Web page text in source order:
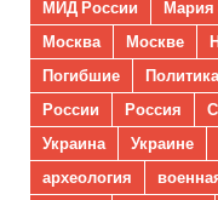
МИД России
Мария
Москва
Москве
Погибшие
Политика
России
Россия
Украина
Украине
археология